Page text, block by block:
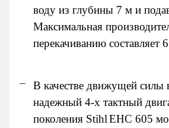
воду из глубины 7 м и
Максимальная
перекачиванию составляет
В качестве движущей силы
надежный 4-х тактный
поколения StihlEHC 605